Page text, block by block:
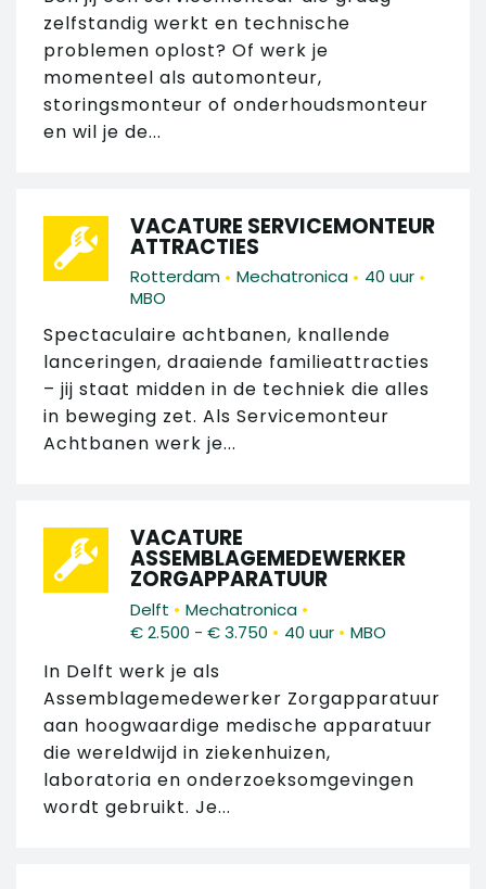
zelfstandig werkt en technische
problemen oplost? Of werk je
momenteel als automonteur,
storingsmonteur of onderhoudsmonteur
en wil je de...
VACATURE SERVICEMONTEUR
ATTRACTIES
Rotterdam • Mechatronica • 40 uur •
MBO
Spectaculaire achtbanen, knallende
lanceringen, draaiende familieattracties
– jij staat midden in de techniek die alles
in beweging zet. Als Servicemonteur
Achtbanen werk je...
VACATURE
ASSEMBLAGEMEDEWERKER
ZORGAPPARATUUR
Delft • Mechatronica •
€ 2.500 - € 3.750 • 40 uur • MBO
In Delft werk je als
Assemblagemedewerker Zorgapparatuur
aan hoogwaardige medische apparatuur
die wereldwijd in ziekenhuizen,
laboratoria en onderzoeksomgevingen
wordt gebruikt. Je...